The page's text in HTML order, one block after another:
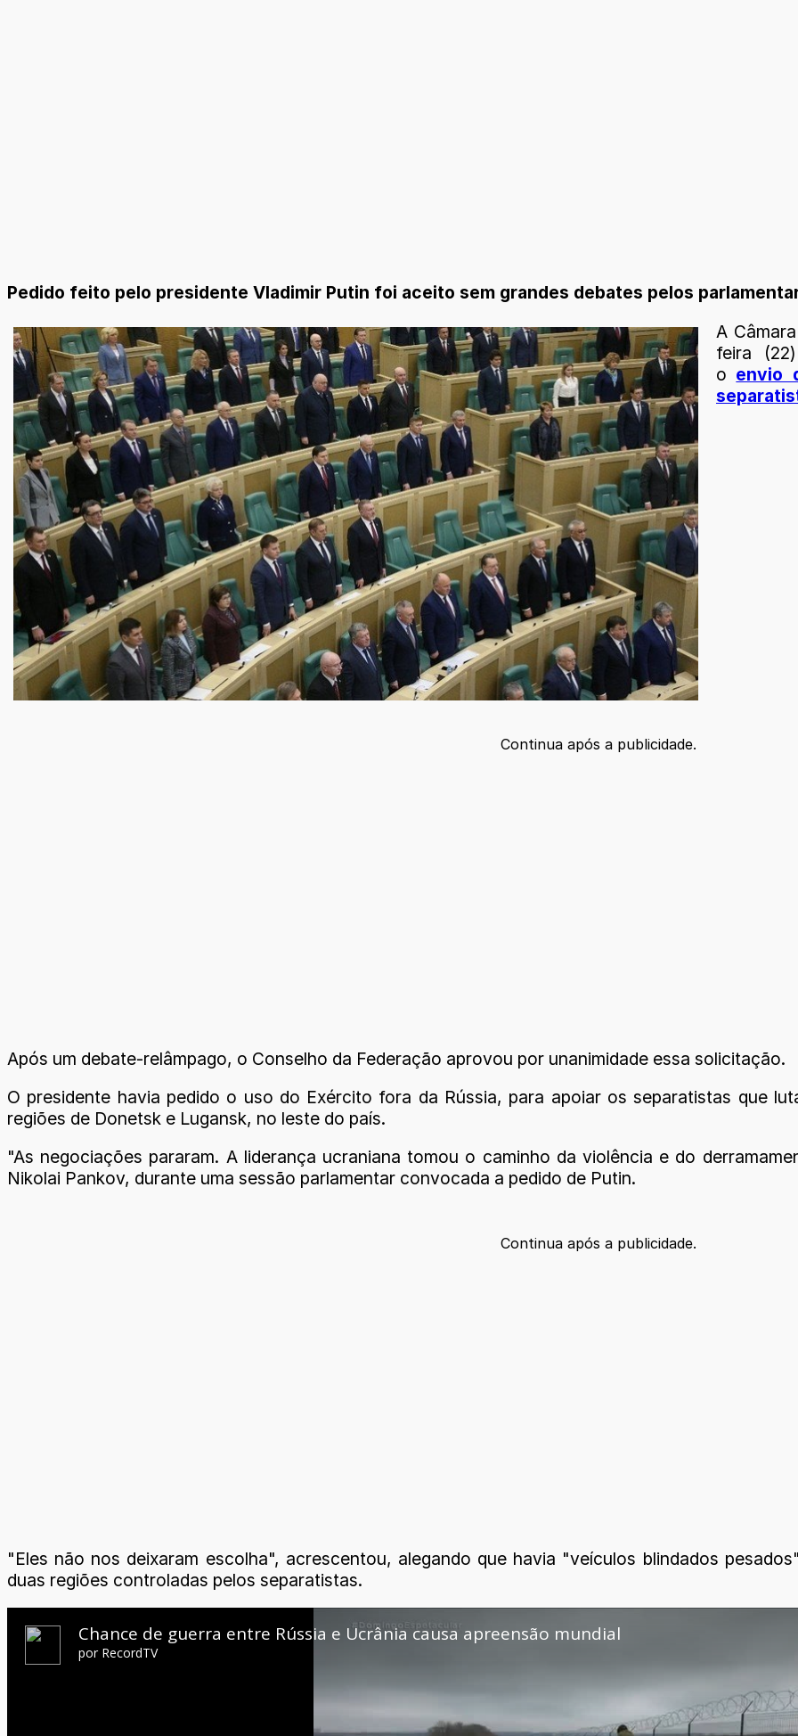
Pedido feito pelo presidente Vladimir Putin foi aceito sem grandes debates pelos
A
feira
o envio
Continua após a publicidade.
Após um debate-relâmpago, o Conselho da Federação aprovou por unanimidade essa solicitação.
O presidente havia pedido o uso do Exército fora da Rússia, para apoiar os separatistas que
regiões de Donetsk e Lugansk, no leste do país.
"As negociações pararam. A liderança ucraniana tomou o caminho da violência e do
Nikolai Pankov, durante uma sessão parlamentar convocada a pedido de Putin.
Continua após a publicidade.
"Eles não nos deixaram escolha", acrescentou, alegando que havia "veículos blindados
duas regiões controladas pelos separatistas.